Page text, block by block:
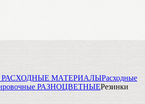
МАТЕРИАЛЫРасходные
РАЗНОЦВЕТНЫЕРезинки